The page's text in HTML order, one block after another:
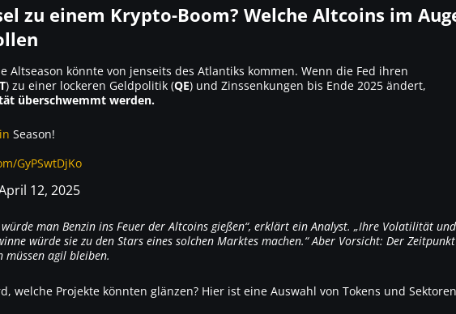
zu einem Krypto-Boom? Welche Altcoins im
Altseason könnte von jenseits des Atlantiks kommen. Wenn die Fed ihren
) zu einer lockeren Geldpolitik (QE) und Zinssenkungen bis Ende 2025 ändert,
überschwemmt werden.
Season!
GyPSwtDjKo
12, 2025
würde man Benzin ins Feuer der Altcoins gießen“, erklärt ein Analyst. „Ihre Volatilität und
würde sie zu den Stars eines solchen Marktes machen.“ Aber Vorsicht: Der Zeitpunkt
müssen agil bleiben.
welche Projekte könnten glänzen? Hier ist eine Auswahl von Tokens und